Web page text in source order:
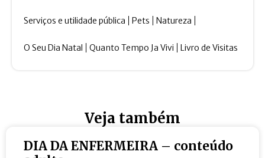
Serviços e utilidade pública Pets Natureza
O Seu Dia Natal Quanto Tempo Ja Vivi Livro de Visitas
Veja também
DIA DA ENFERMEIRA – conteúdo